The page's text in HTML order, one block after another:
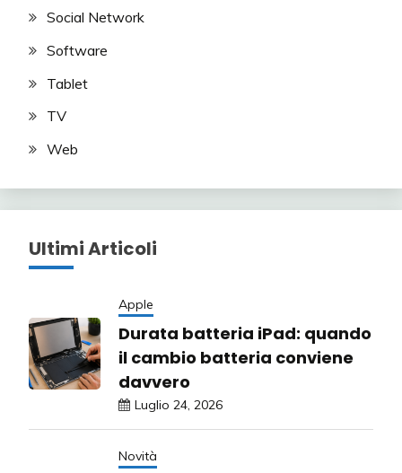
Social Network
Software
Tablet
TV
Web
Ultimi Articoli
Apple
Durata batteria iPad: quando
il cambio batteria conviene
davvero
Luglio 24, 2026
Novità